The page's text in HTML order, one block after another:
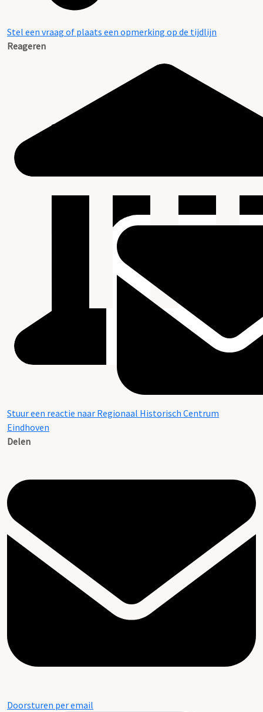
Stel een vraag of plaats een opmerking op de tijdlijn
Reageren
Stuur een reactie naar Regionaal Historisch Centrum
Eindhoven
Delen
Doorsturen per email